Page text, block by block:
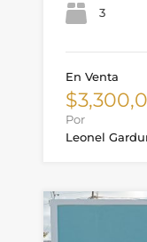
3
En Venta
Por
Leonel